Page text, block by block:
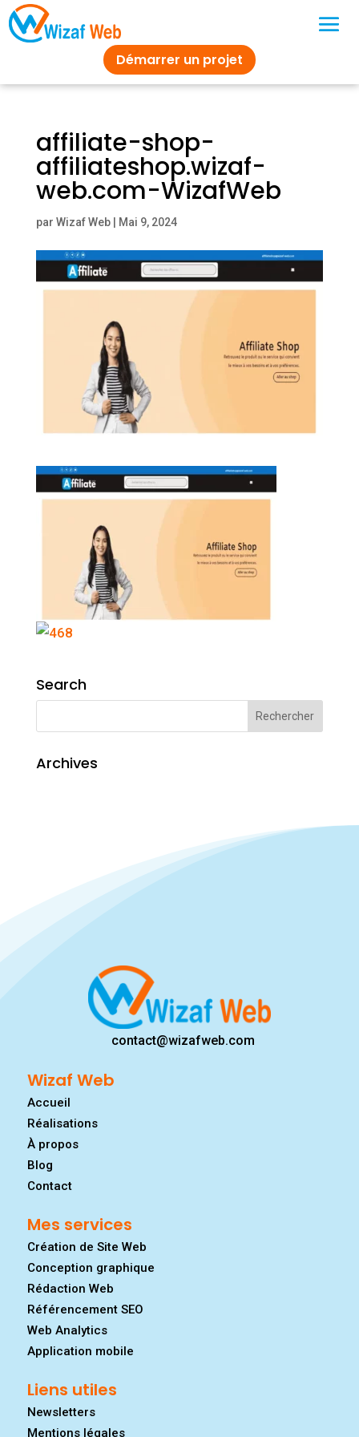
Démarrer un projet
affiliate-shop-
affiliateshop.wizaf-
web.com-WizafWeb
par Wizaf Web| Mai 9, 2024
Search
Archives
contact@wizafweb.com
Wizaf Web
Accueil
Réalisations
À propos
Blog
Contact
Mes services
Création de Site Web
Conception graphique
Rédaction Web
Référencement SEO
Web Analytics
Application mobile
Liens utiles
Newsletters
Mentions légales